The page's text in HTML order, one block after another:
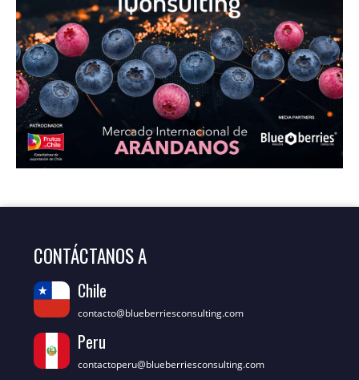
CONTÁCTANOS A
Chile
contacto@blueberriesconsulting.com
Peru
contactoperu@blueberriesconsulting.com